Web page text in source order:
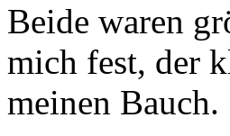
Beide waren
mich fest, der
meinen Bauch.